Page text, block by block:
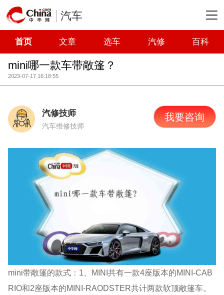
汽车
首页 文章 选车 汽修 百科
mini哪一款车带敞篷？
2023-07-17 16:18:55
汽修技师
汽车维修技师
我要咨询
mini带敞篷的款式：1、MINI共有一款4座版本的MINI-CAB
RIO和2座版本的MINI-RAODSTER共计两款软顶敞篷车。